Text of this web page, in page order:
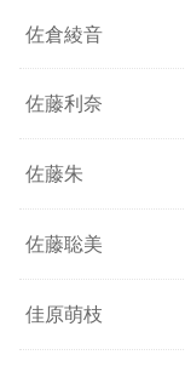
佐倉綾音
佐藤利奈
佐藤朱
佐藤聡美
佳原萌枝